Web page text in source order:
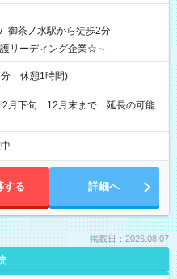
/ 御茶ノ水駅から徒歩2分
リーディング企業☆～
分 休憩1時間)
月下旬 12月末まで 延長の可能
する 詳細へ
掲載日：2026.08.07